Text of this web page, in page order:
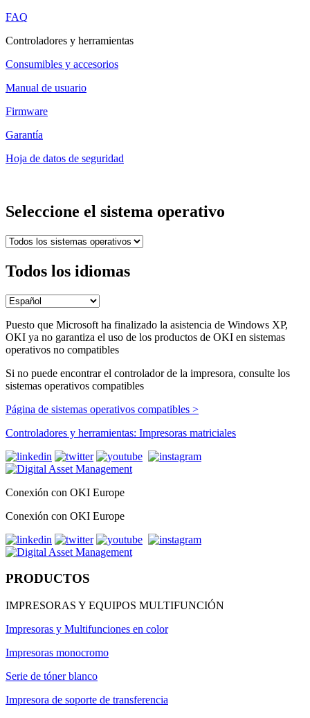
FAQ
Controladores y herramientas
Consumibles y accesorios
Manual de usuario
Firmware
Garantía
Hoja de datos de seguridad
Seleccione el sistema operativo
Todos los idiomas
Puesto que Microsoft ha finalizado la asistencia de Windows XP,
OKI ya no garantiza el uso de los productos de OKI en sistemas
operativos no compatibles
Si no puede encontrar el controlador de la impresora, consulte los
sistemas operativos compatibles
Página de sistemas operativos compatibles >
Controladores y herramientas: Impresoras matriciales
Conexión con OKI Europe
Conexión con OKI Europe
PRODUCTOS
IMPRESORAS Y EQUIPOS MULTIFUNCIÓN
Impresoras y Multifunciones en color
Impresoras monocromo
Serie de tóner blanco
Impresora de soporte de transferencia